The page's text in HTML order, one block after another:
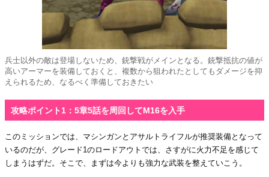
兵士以外の敵は登場しないため、銃撃戦がメインとなる。銃撃抵抗の値が
高いアーマーを装備しておくと、複数から狙われたとしてもダメージを抑
えられるため、なるべく準備しておきたい
攻略ポイント1：5章5話を周回してM16を入手
このミッションでは、マシンガンとアサルトライフルが推奨装備となって
いるのだが、グレード1のロードアウトでは、さすがに火力不足を感じて
しまうはずだ。そこで、まずは今よりも強力な武装を整えていこう。